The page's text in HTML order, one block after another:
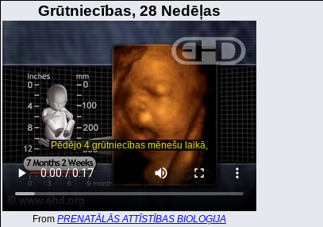
Grūtniecības, 28 Nedēļas
From PRENATĀLĀS ATTĪSTĪBAS BIOLOĢIJA